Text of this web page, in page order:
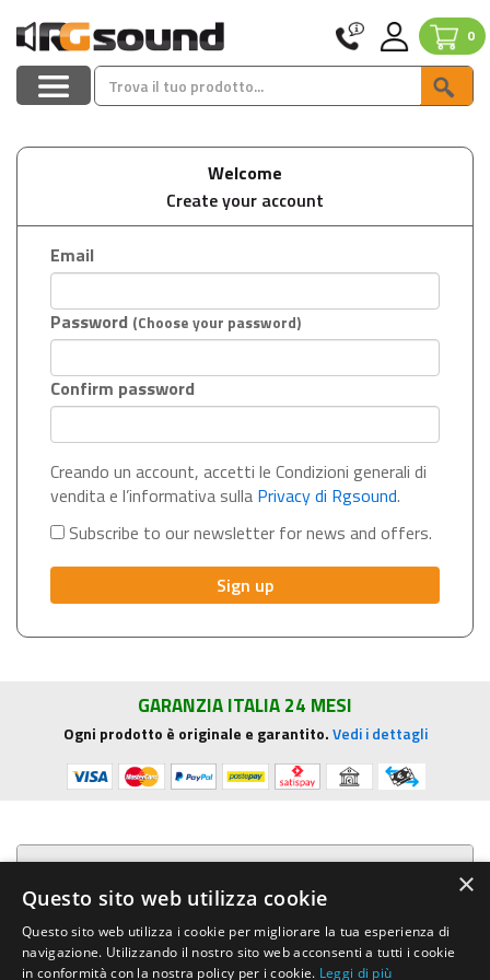
0
Welcome
Create your account
Email
Password (Choose your password)
Confirm password
Creando un account, accetti le Condizioni generali di
vendita e l’informativa sulla Privacy di Rgsound.
Subscribe to our newsletter for news and offers.
GARANZIA ITALIA 24 MESI
Ogni prodotto è originale e garantito.Vedi i dettagli
Presentazione aziendale
Acquista su R.G. Sound
×
Questo sito web utilizza cookie
Questo sito web utilizza i cookie per migliorare la tua esperienza di
navigazione. Utilizzando il nostro sito web acconsenti a tutti i cookie
in conformità con la nostra policy per i cookie. Leggi di più